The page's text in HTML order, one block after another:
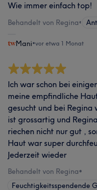
Wie immer einfach top!
Behandelt von Regina•
Mani•vor etwa 1 Monat
Ich war schon bei
meine empfindliche
gesucht und bei Regina
ist grossartig und
riechen nicht nur gut ,
Haut war super
Jederzeit wieder
Behandelt von Regina•
Feuchtigkeitsspendende